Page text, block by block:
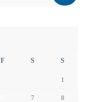
F S S
1
7 8